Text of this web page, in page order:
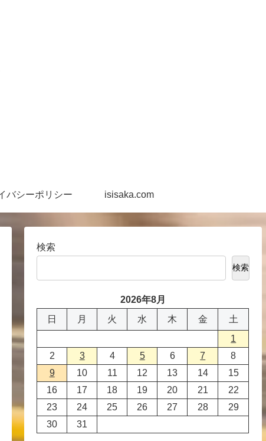
バシーポリシー isisaka.com
検索
検索
2026年8月
日
月 火 水 木 金
土
1
2
3 4 5 6 7
8
9
10 11 12 13 14
15
16
17 18 19 20 21
22
23
24 25 26 27 28
29
30
31